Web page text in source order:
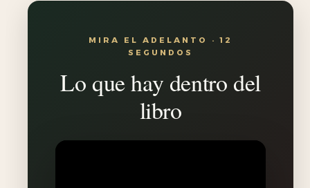
MIRA EL ADELANTO · 12
SEGUNDOS
Lo que hay dentro del
libro